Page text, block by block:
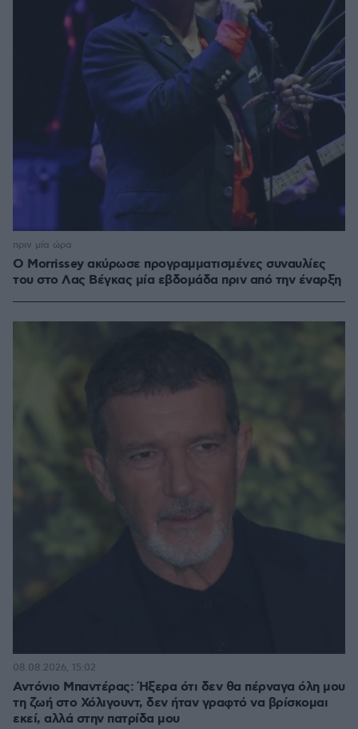
Ο Morrissey ακύρωσε προγραμματισμένες συναυλίες
του στο Λας Βέγκας μία εβδομάδα πριν από την έναρξη
πριν μία ώρα
Αντόνιο Μπαντέρας: Ήξερα ότι δεν θα πέρναγα όλη μου
τη ζωή στο Χόλιγουντ, δεν ήταν γραφτό να βρίσκομαι
εκεί, αλλά στην πατρίδα μου
08.08.2026, 15:02